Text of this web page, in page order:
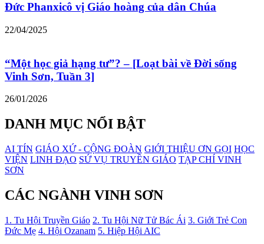
Đức Phanxicô vị Giáo hoàng của dân Chúa
22/04/2025
“Một học giả hạng tư”? – [Loạt bài về Đời sống
Vinh Sơn, Tuần 3]
26/01/2026
DANH MỤC NỔI BẬT
AI TÍN GIÁO XỨ - CỘNG ĐOÀN GIỚI THIỆU ƠN GỌI HỌC
VIỆN LINH ĐẠO SỨ VỤ TRUYỀN GIÁO TẠP CHÍ VINH
SƠN
CÁC NGÀNH VINH SƠN
1. Tu Hội Truyền Giáo 2. Tu Hội Nữ Tử Bác Ái 3. Giới Trẻ Con
Đức Mẹ 4. Hội Ozanam 5. Hiệp Hội AIC